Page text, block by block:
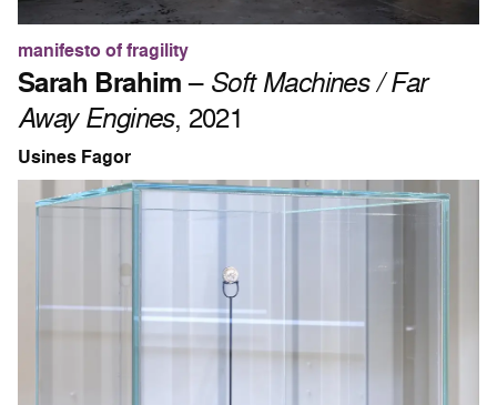
manifesto of fragility
Sarah Brahim– Soft Machines / Far
Away Engines, 2021
Usines Fagor